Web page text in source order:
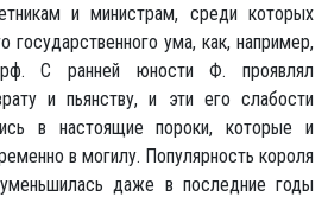
и министрам, среди которых
государственного ума, как, например,
С ранней юности Ф. проявлял
и пьянству, и эти его слабости
в настоящие пороки, которые и
в могилу. Популярность короля
даже в последние годы